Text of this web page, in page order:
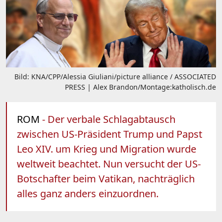
Bild: KNA/CPP/Alessia Giuliani/picture alliance / ASSOCIATED
PRESS | Alex Brandon/Montage:katholisch.de
ROM - Der verbale Schlagabtausch
zwischen US-Präsident Trump und Papst
Leo XIV. um Krieg und Migration wurde
weltweit beachtet. Nun versucht der US-
Botschafter beim Vatikan, nachträglich
alles ganz anders einzuordnen.